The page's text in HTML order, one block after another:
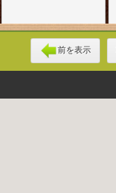
前を表示